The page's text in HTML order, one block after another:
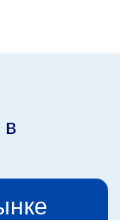
в